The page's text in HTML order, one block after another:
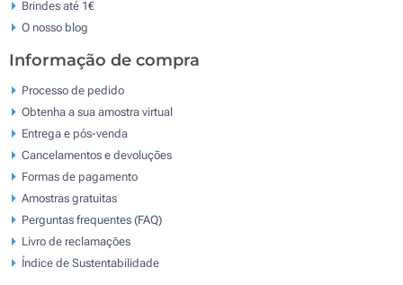
Brindes até 1€
O nosso blog
Informação de compra
Processo de pedido
Obtenha a sua amostra virtual
Entrega e pós-venda
Cancelamentos e devoluções
Formas de pagamento
Amostras gratuitas
Perguntas frequentes (FAQ)
Livro de reclamaçōes
Índice de Sustentabilidade